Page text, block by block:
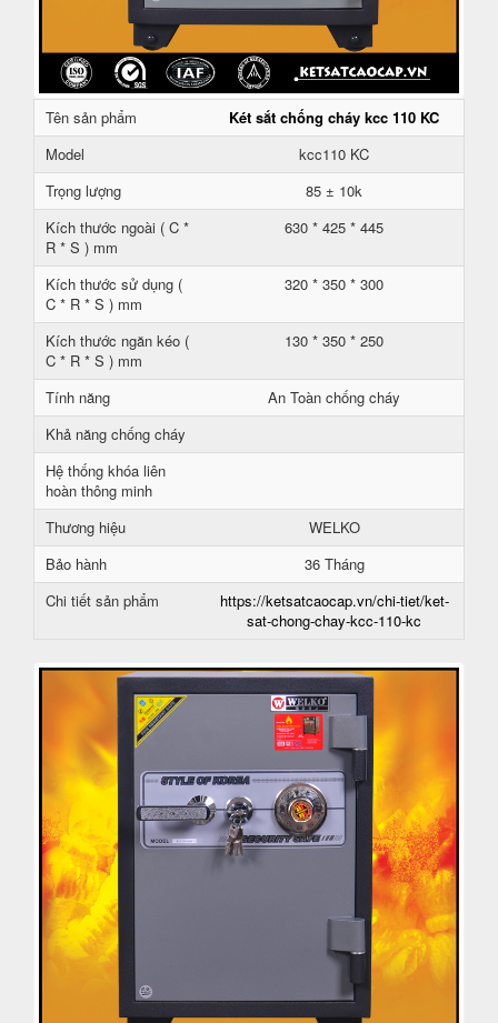
Tên sản phẩm
Két sắt chống cháy kcc 110 KC
Model
kcc110 KC
Trọng lượng
85 ± 10k
Kích thước ngoài ( C *
R * S ) mm
630 * 425 * 445
Kích thước sử dụng (
C * R * S ) mm
320 * 350 * 300
Kích thước ngăn kéo (
C * R * S ) mm
130 * 350 * 250
Tính năng
An Toàn chống cháy
Khả năng chống cháy
Hệ thống khóa liên
hoàn thông minh
Thương hiệu
WELKO
Bảo hành
36 Tháng
Chi tiết sản phẩm
https://ketsatcaocap.vn/chi-tiet/ket-
sat-chong-chay-kcc-110-kc